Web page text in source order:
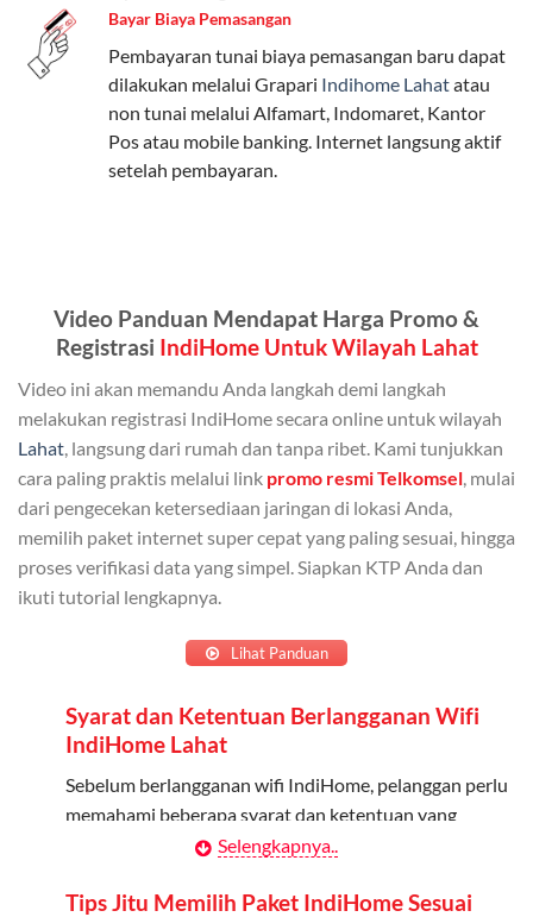
Paket Telkomsel One dengan Kuota Keluarga
Salah satu fitur unggulan Telkomsel One adalah Paket
Kuota Keluarga. Dengan kuota hingga 30 GB, Anda
bisa membagikan internet kepada anggota keluarga
atau teman tanpa perlu khawatir kehabisan kuota.
Admin (pelanggan utama) dan anggota yang terdaftar.
Admin dapat mendaftarkan hingga 5 anggota
keluarga atau teman untuk menggunakan kuota ini.
Berlaku Nasional
Kuota keluarga bisa digunakan di seluruh Indonesia
untuk jaringan 2G, 3G, dan 4G.
Kuota ini hanya bisa digunakan di dalam negeri.
Cara Menggunakan Kuota Keluarga
Daftarkan Anggota: Admin dapat mendaftarkan anggota
melalui aplikasi MyTelkomsel atau website Telkomsel One.
Bagikan Kuota: Setelah terdaftar, anggota bisa langsung
Bayar Biaya Pemasangan
Pembayaran tunai biaya pemasangan baru dapat
dilakukan melalui Grapari Indihome Lahatatau
non tunai melalui Alfamart, Indomaret, Kantor
Pos atau mobile banking. Internet langsung aktif
setelah pembayaran.
Video Panduan Mendapat Harga Promo &
Registrasi IndiHome Untuk Wilayah Lahat
Video ini akan memandu Anda langkah demi langkah
melakukan registrasi IndiHome secara online untuk wilayah
Lahat , langsung dari rumah dan tanpa ribet. Kami tunjukkan
cara paling praktis melalui link promo resmi Telkomsel , mulai
dari pengecekan ketersediaan jaringan di lokasi Anda,
memilih paket internet super cepat yang paling sesuai, hingga
proses verifikasi data yang simpel. Siapkan KTP Anda dan
ikuti tutorial lengkapnya.
Lihat Panduan
Syarat dan Ketentuan Berlangganan Wifi
IndiHome Lahat
Sebelum berlangganan wifi IndiHome, pelanggan perlu
memahami beberapa syarat dan ketentuan yang
Kontrak Berlangganan
Selengkapnya..
Tips Jitu Memilih Paket IndiHome Sesuai